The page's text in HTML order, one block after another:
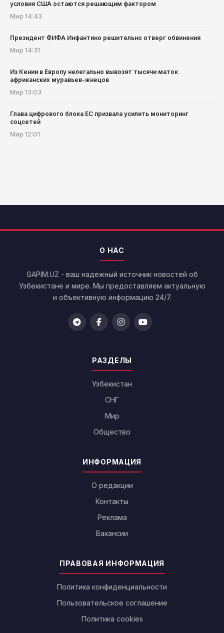
условия США остаются решающим фактором
Мир 14:43
Президент ФИФА Инфантино решительно отверг обвинения
Мир 14:31
Из Кении в Европу нелегально вывозят тысячи маток
африканских муравьев-жнецов
Мир 13:03
Глава цифрового блока ЕС призвала усилить мониторинг
соцсетей
Мир 12:01
О НАС
GAPIM.UZ - ваш надежный источник новостей об
Узбекистане и мире. Мы предоставляем актуальную
и объективную информацию 24/7.
РАЗДЕЛЫ
Узбекистан
СНГ
Мир
Общество
ИНФОРМАЦИЯ
О редакции
Контакты
Реклама
Вакансии
ПРАВОВАЯ ИНФОРМАЦИЯ
Политика конфиденциальности
Пользовательское соглашение
Политика cookies